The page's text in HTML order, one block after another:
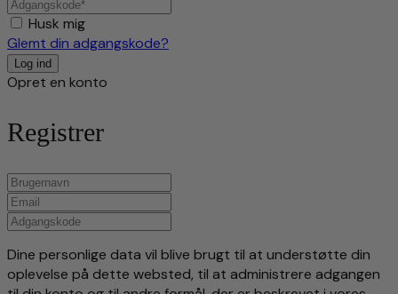
Husk mig
Glemt din adgangskode?
Opret en konto
Registrer
Dine personlige data vil blive brugt til at understøtte din
oplevelse på dette websted, til at administrere adgangen